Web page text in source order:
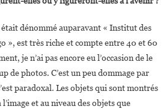
était dénommé auparavant « Institut des
», est très riche et compte entre 40 et 60
je n’ai pas encore eu l’occasion de le
de photos. C’est un peu dommage par
paradoxal. Les objets qui sont montrés
l’image et au niveau des objets que